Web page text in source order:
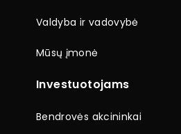
Valdyba ir vadovybė
Mūsų įmonė
Investuotojams
Bendrovės akcininkai